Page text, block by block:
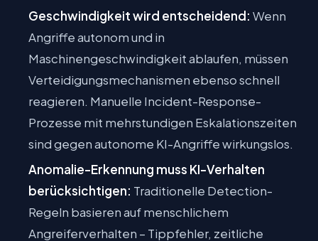
Geschwindigkeit wird entscheidend: Wenn
Angriffe autonom und in
Maschinengeschwindigkeit ablaufen, müssen
Verteidigungsmechanismen ebenso schnell
reagieren. Manuelle Incident-Response-
Prozesse mit mehrstundigen Eskalationszeiten
sind gegen autonome KI-Angriffe wirkungslos.
Anomalie-Erkennung muss KI-Verhalten
berücksichtigen: Traditionelle Detection-
Regeln basieren auf menschlichem
Angreiferverhalten – Tippfehler, zeitliche